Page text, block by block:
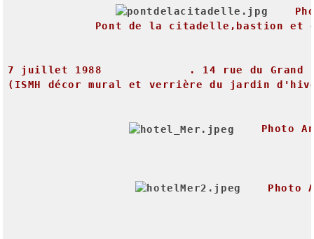
Pont
de la citadelle,bastion et
7 juillet 1988 . 14 rue du Grand
(ISMH
décor mural et verrière du jardin
Photo
Photo